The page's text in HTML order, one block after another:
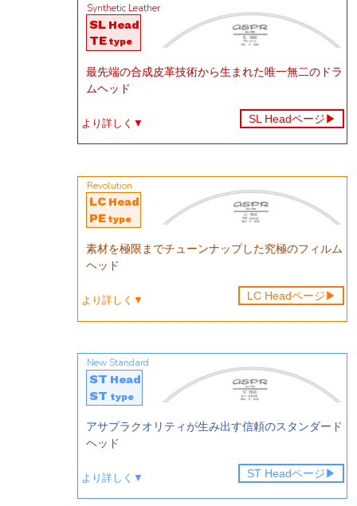
Synthetic Leather
SL Head
TE type
最先端の合成皮革技術から生まれた唯一無二のドラ
ムヘッド
SL Headページ▶︎
より詳しく▼
Revolution
LC Head
PE type
素材を極限までチューンナップした究極のフィルム
ヘッド
LC Headページ▶︎
より詳しく▼
New Standard
ST Head
ST type
アサプラクオリティが生み出す信頼のスタンダード
ヘッド
ST Headページ▶︎
より詳しく▼